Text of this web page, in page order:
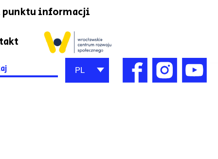
punktu informacji
PL